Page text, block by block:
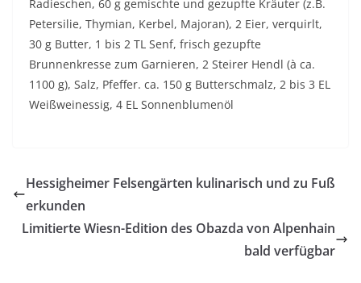
Radieschen, 60 g gemischte und gezupfte Kräuter (z.B.
Petersilie, Thymian, Kerbel, Majoran), 2 Eier, verquirlt,
30 g Butter, 1 bis 2 TL Senf, frisch gezupfte
Brunnenkresse zum Garnieren, 2 Steirer Hendl (à ca.
1100 g), Salz, Pfeffer. ca. 150 g Butterschmalz, 2 bis 3 EL
Weißweinessig, 4 EL Sonnenblumenöl
Hessigheimer Felsengärten kulinarisch und zu Fuß
erkunden
Limitierte Wiesn-Edition des Obazda von Alpenhain
bald verfügbar